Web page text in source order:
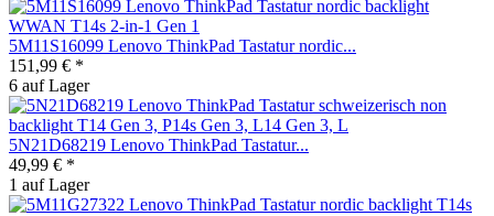
5M11S16099 Lenovo ThinkPad Tastatur nordic...
151,99 € *
6 auf Lager
5N21D68219 Lenovo ThinkPad Tastatur...
49,99 € *
1 auf Lager